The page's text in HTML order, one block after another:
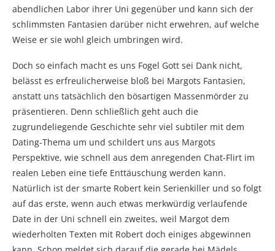
abendlichen Labor ihrer Uni gegenüber und kann sich der
schlimmsten Fantasien darüber nicht erwehren, auf welche
Weise er sie wohl gleich umbringen wird.
Doch so einfach macht es uns Fogel Gott sei Dank nicht,
belässt es erfreulicherweise bloß bei Margots Fantasien,
anstatt uns tatsächlich den bösartigen Massenmörder zu
präsentieren. Denn schließlich geht auch die
zugrundeliegende Geschichte sehr viel subtiler mit dem
Dating-Thema um und schildert uns aus Margots
Perspektive, wie schnell aus dem anregenden Chat-Flirt im
realen Leben eine tiefe Enttäuschung werden kann.
Natürlich ist der smarte Robert kein Serienkiller und so folgt
auf das erste, wenn auch etwas merkwürdig verlaufende
Date in der Uni schnell ein zweites, weil Margot dem
wiederholten Texten mit Robert doch einiges abgewinnen